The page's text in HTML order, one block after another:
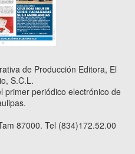
de Producción Editora, El
S.C.L.
primer periódico electrónico de
87000. Tel (834)172.52.00